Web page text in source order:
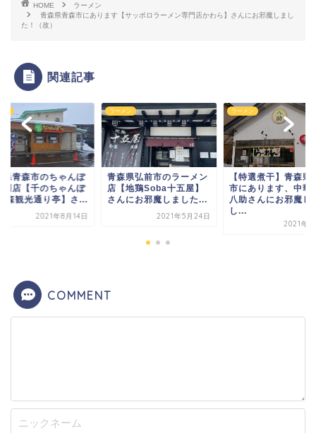
HOME
ラーメン
青森県青森市にあります【サッポロラーメン専門店かわら】さんにお邪魔しまし
た！（改）
関連記事
県弘前市のラーメン
地鶏Soba十五屋】
にお邪魔しました...
2021年5月24日
ラーメン
【特選煮干】青森県弘前
市にあります、中華そば
八助さんにお邪魔しま
ラーメン
青森県青森市のちゃ
ん専門店【千のちゃ
ん 青森観光通り亭
COMMENT